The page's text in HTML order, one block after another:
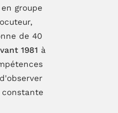
groupe
de 40
1981 à